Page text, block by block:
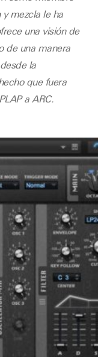
mezcla le ha
una visión de
de una manera
la
que fuera
a ARC.